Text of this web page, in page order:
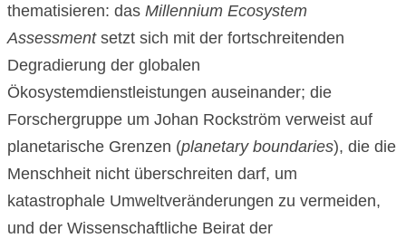
thematisieren: das Millennium Ecosystem
Assessmentsetzt sich mit der fortschreitenden
Degradierung der globalen
Ökosystemdienstleistungen auseinander; die
Forschergruppe um Johan Rockström verweist auf
planetarische Grenzen (planetary boundaries), die die
Menschheit nicht überschreiten darf, um
katastrophale Umweltveränderungen zu vermeiden,
und der Wissenschaftliche Beirat der